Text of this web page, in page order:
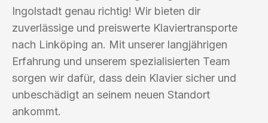
Ingolstadt genau richtig! Wir bieten dir
zuverlässige und preiswerte Klaviertransporte
nach Linköping an. Mit unserer langjährigen
Erfahrung und unserem spezialisierten Team
sorgen wir dafür, dass dein Klavier sicher und
unbeschädigt an seinem neuen Standort
ankommt.